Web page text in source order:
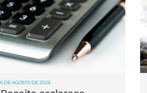
6 DE AGOSTO DE 2026